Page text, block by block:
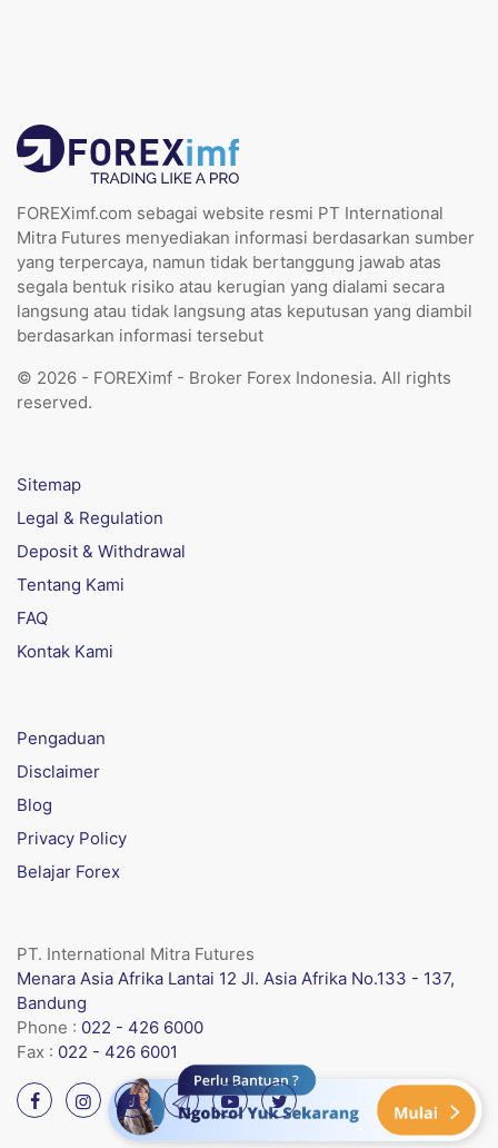
FOREXimf.com sebagai website resmi PT International
Mitra Futures menyediakan informasi berdasarkan sumber
yang terpercaya, namun tidak bertanggung jawab atas
segala bentuk risiko atau kerugian yang dialami secara
langsung atau tidak langsung atas keputusan yang diambil
berdasarkan informasi tersebut
© 2026 - FOREXimf - Broker Forex Indonesia. All rights
reserved.
Sitemap
Legal & Regulation
Deposit & Withdrawal
Tentang Kami
FAQ
Kontak Kami
Pengaduan
Disclaimer
Blog
Privacy Policy
Belajar Forex
PT. International Mitra Futures
Menara Asia Afrika Lantai 12 Jl. Asia Afrika No.133 - 137,
Bandung
Phone : 022 - 426 6000
Fax : 022 - 426 6001